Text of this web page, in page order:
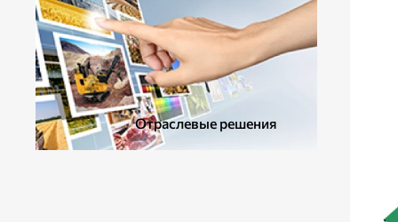
Отраслевые решения